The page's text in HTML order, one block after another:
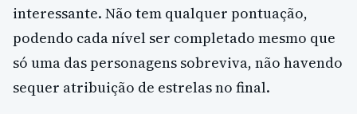
interessante. Não tem qualquer pontuação,
podendo cada nível ser completado mesmo que
só uma das personagens sobreviva, não havendo
sequer atribuição de estrelas no final.